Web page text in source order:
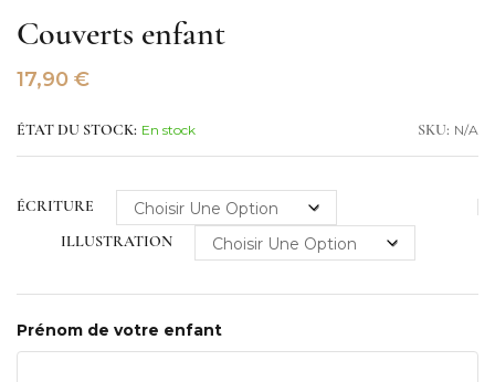
Couverts enfant
17,90 €
ÉTAT DU STOCK: En stock SKU: N/A
ÉCRITURE
ILLUSTRATION
Prénom de votre enfant